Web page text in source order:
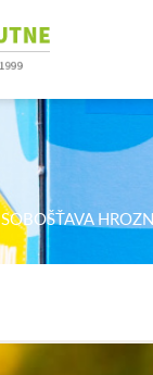
SOBOŠŤAVA